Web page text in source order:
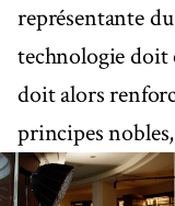
représentante
technologie doit
doit alors
principes